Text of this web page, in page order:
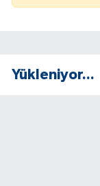
Yükleniyor...